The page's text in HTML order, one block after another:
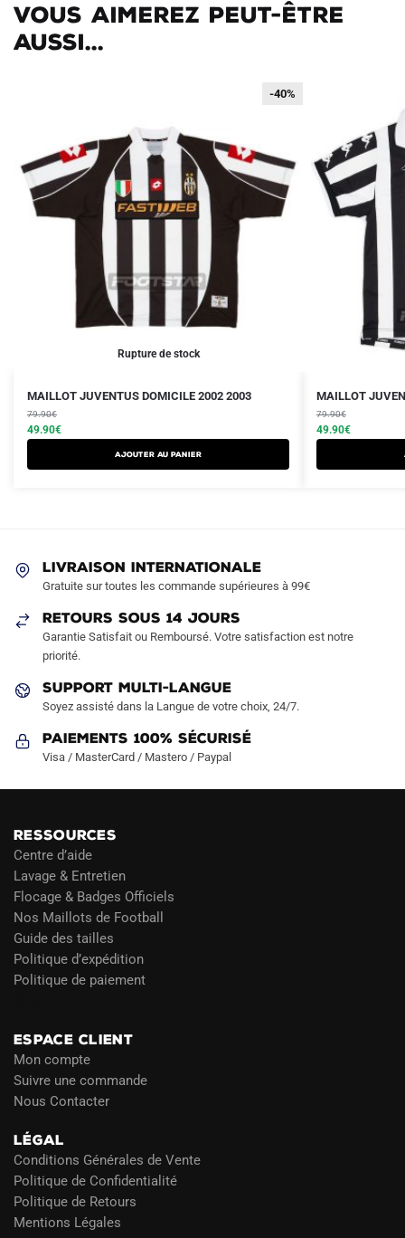
Vous aimerez peut-être
aussi...
Rupture de stock
-40%
-40%
MAILLOT JUVENTUS DOMICILE 2002 2003
79.90€
Le
prix
initial
était :
49.90€
Le
prix
actuel
est :
AJOUTER AU PANIER
Ce
produit
a
être
choisies
sur
page
produit
MAILLOT
79.90€
Le
prix
initial
était :
49.90€
Le
prix
actuel
est :
Ce
produit
a
la
LIVRAISON INTERNATIONALE
Gratuite sur toutes les commande supérieures à 99€
RETOURS SOUS 14 JOURS
Garantie Satisfait ou Remboursé. Votre satisfaction est notre
priorité.
SUPPORT MULTI-LANGUE
Soyez assisté dans la Langue de votre choix, 24/7.
Paiements 100% Sécurisé
Visa / MasterCard / Mastero / Paypal
RESSOURCES
Centre d’aide
Lavage & Entretien
Flocage & Badges Officiels
Nos Maillots de Football
Guide des tailles
Politique d’expédition
Politique de paiement
ESPACE CLIENT
Mon compte
Suivre une commande
Nous Contacter
LÉGAL
Conditions Générales de Vente
Politique de Confidentialité
Politique de Retours
Mentions Légales